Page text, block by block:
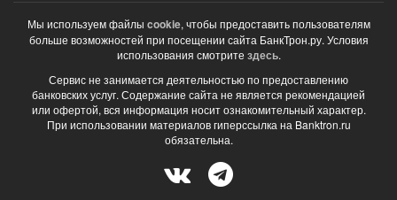
Мы используем файлы cookie, чтобы предоставить пользователям
больше возможностей при посещении сайта БанкТрон.ру. Условия
использования смотрите здесь.
Сервис не занимается деятельностью по предоставлению
банковских услуг. Содержание сайта не является рекомендацией
или офертой, вся информация носит ознакомительный характер.
При использовании материалов гиперссылка на Banktron.ru
обязательна.